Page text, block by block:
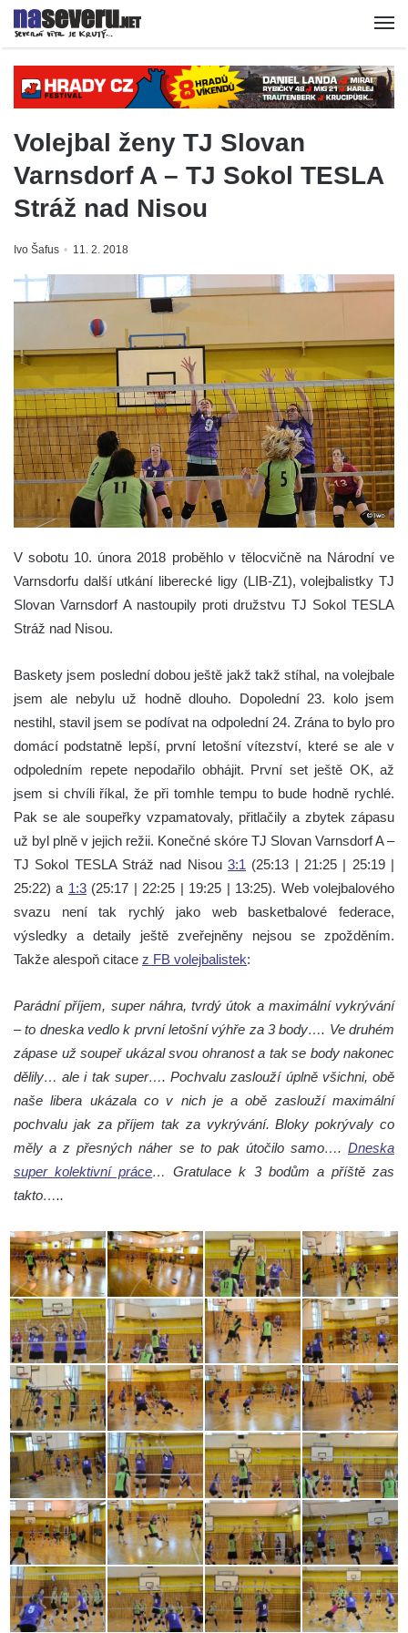
Volejbal ženy TJ Slovan
Varnsdorf A – TJ Sokol TESLA
Stráž nad Nisou
Ivo Šafus 11. 2. 2018
V sobotu 10. února 2018 proběhlo v tělocvičně na Národní ve
Varnsdorfu další utkání liberecké ligy (LIB-Z1), volejbalistky TJ
Slovan Varnsdorf A nastoupily proti družstvu TJ Sokol TESLA
Stráž nad Nisou.
Baskety jsem poslední dobou ještě jakž takž stíhal, na volejbale
jsem ale nebylu už hodně dlouho. Dopolední 23. kolo jsem
nestihl, stavil jsem se podívat na odpolední 24. Zrána to bylo pro
domácí podstatně lepší, první letošní vítezství, které se ale v
odpoledním repete nepodařilo obhájit. První set ještě OK, až
jsem si chvíli říkal, že při tomhle tempu to bude hodně rychlé.
Pak se ale soupeřky vzpamatovaly, přitlačily a zbytek zápasu
už byl plně v jejich režii. Konečné skóre TJ Slovan Varnsdorf A –
TJ Sokol TESLA Stráž nad Nisou 3:1 (25:13 | 21:25 | 25:19 |
25:22) a 1:3(25:17 | 22:25 | 19:25 | 13:25). Web volejbalového
svazu není tak rychlý jako web basketbalové federace,
výsledky a detaily ještě zveřejněny nejsou se zpožděním.
Takže alespoň citace z FB volejbalistek:
Parádní příjem, super náhra, tvrdý útok a maximální vykrývání
– to dneska vedlo k první letošní výhře za 3 body…. Ve druhém
zápase už soupeř ukázal svou ohranost a tak se body nakonec
dělily… ale i tak super…. Pochvalu zaslouží úplně všichni, obě
naše libera ukázala co v nich je a obě zaslouží maximální
pochvalu jak za příjem tak za vykrývání. Bloky pokrývaly co
měly a z přesných náher se to pak útočilo samo…. Dneska
super kolektivní práce… Gratulace k 3 bodům a příště zas
takto…..